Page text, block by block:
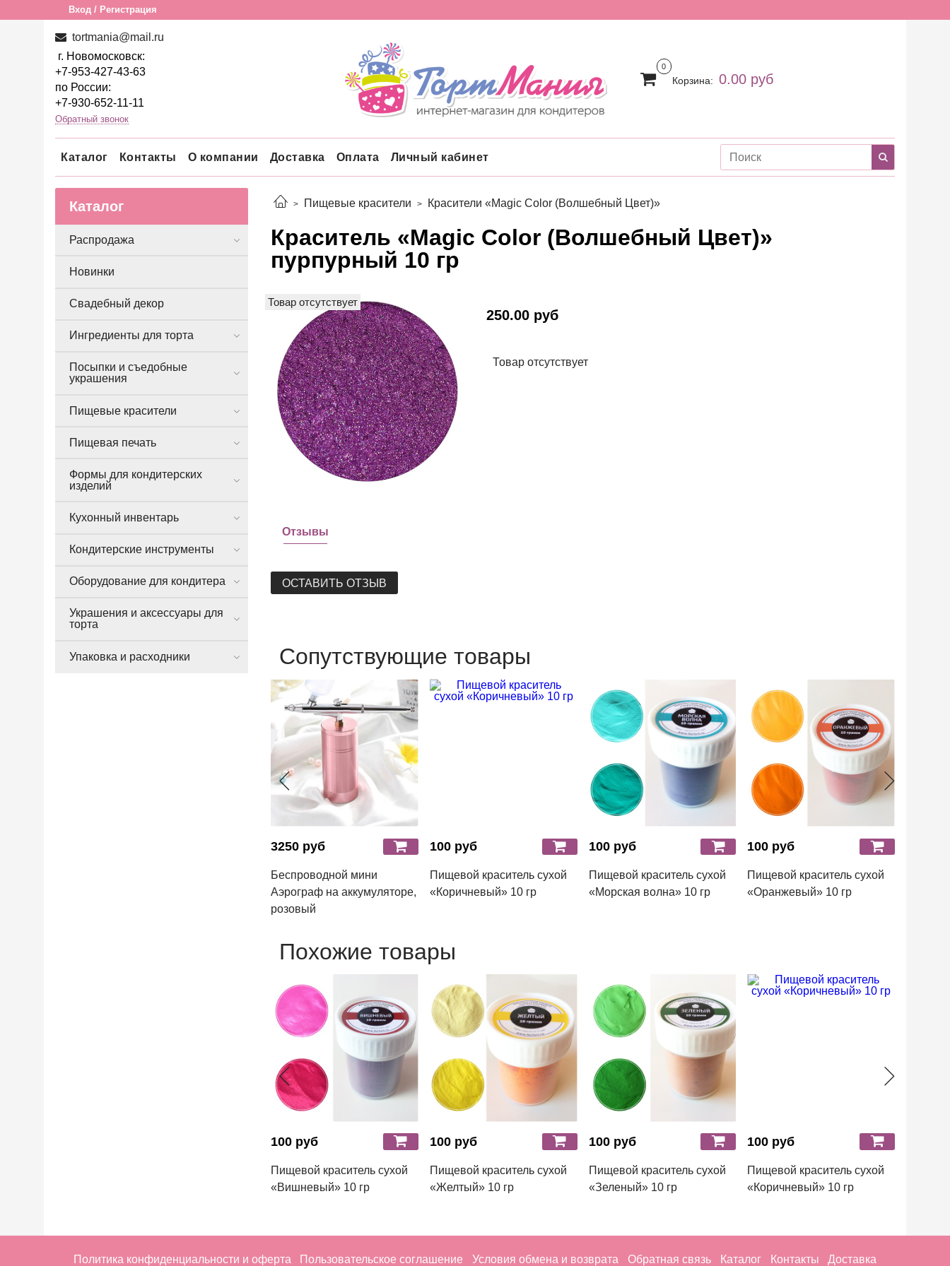
Вход / Регистрация
tortmania@mail.ru
г. Новомосковск:
+7-953-427-43-63
по России:
+7-930-652-11-11
Обратный звонок
0
Корзина: 0.00 руб
Каталог Контакты О компании Доставка Оплата Личный кабинет
Пищевые красители Красители «Magic Color (Волшебный Цвет)»
Краситель «Magic Color (Волшебный Цвет)»
пурпурный 10 гр
Товар отсутствует
250.00 руб
Товар отсутствует
Отзывы
ОСТАВИТЬ ОТЗЫВ
Сопутствующие товары
3250 руб
Беспроводной мини
Аэрограф на аккумуляторе,
розовый
100 руб
Пищевой краситель сухой
«Коричневый» 10 гр
100 руб
Пищевой краситель сухой
«Морская волна» 10 гр
100 руб
Пищевой краситель сухой
«Оранжевый» 10 гр
Похожие товары
100 руб
Пищевой краситель сухой
«Вишневый» 10 гр
100 руб
Пищевой краситель сухой
«Желтый» 10 гр
100 руб
Пищевой краситель сухой
«Зеленый» 10 гр
100 руб
Пищевой краситель сухой
«Коричневый» 10 гр
Каталог
Распродажа
Новинки
Свадебный декор
Ингредиенты для торта
Посыпки и съедобные
украшения
Пищевые красители
Пищевая печать
Формы для кондитерских
изделий
Кухонный инвентарь
Кондитерские инструменты
Оборудование для кондитера
Украшения и аксессуары для
торта
Упаковка и расходники
Политика конфиденциальности и оферта Пользовательское соглашение Условия обмена и возврата Обратная связь Каталог Контакты Доставка